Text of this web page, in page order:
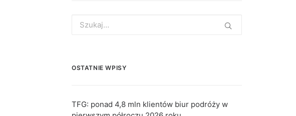
for:
OSTATNIE WPISY
TFG: ponad 4,8 mln klientów biur podróży w